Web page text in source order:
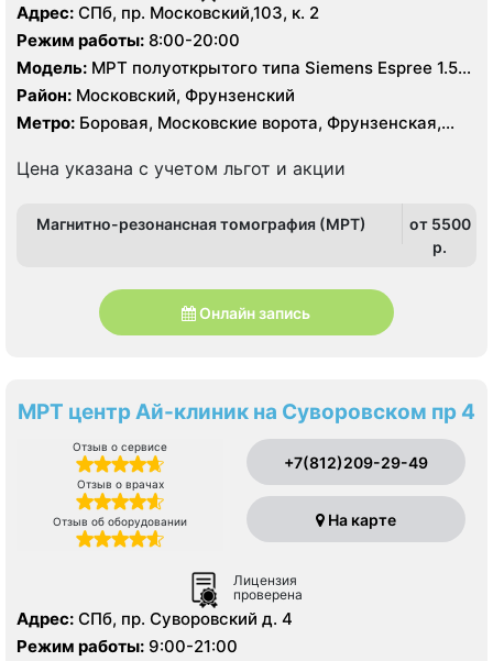
Адрес: СПб, пр. Московский,103, к. 2
Режим работы: 8:00-20:00
Модель: МРТ полуоткрытого типа Siemens Espree 1.5
Тесла, КТ Siemens Emotion 16 срезов
Район: Московский, Фрунзенский
Метро: Боровая, Московские ворота, Фрунзенская,
Цена указана с учетом льгот и акции
Магнитно-резонансная томография (МРТ)
от 5500
p.
Онлайн запись
МРТ центр Ай-клиник на Суворовском пр 4
Отзыв о сервисе
Отзыв о врачах
Отзыв об оборудовании
+7(812)209-29-49
На карте
Лицензия
проверена
Адрес: СПб, пр. Суворовский д. 4
Режим работы: 9:00-21:00